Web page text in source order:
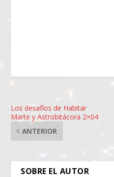
Los desafíos de Habitar
Marte y Astrobitácora 2×04
ANTERIOR
SOBRE EL AUTOR